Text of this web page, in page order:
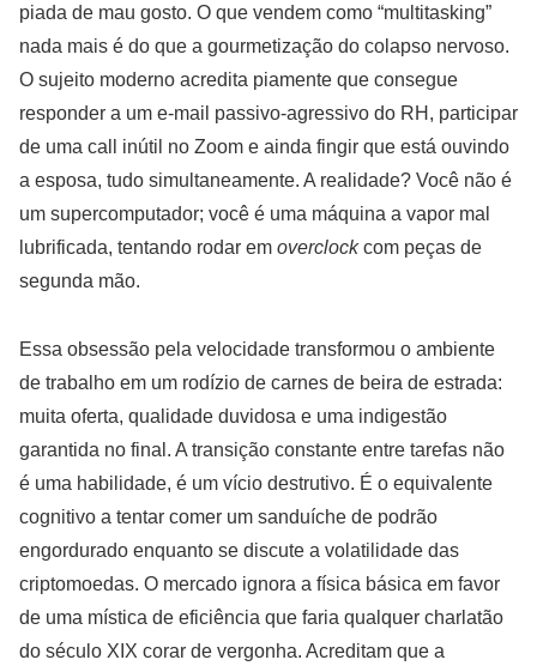
piada de mau gosto. O que vendem como “multitasking”
nada mais é do que a gourmetização do colapso nervoso.
O sujeito moderno acredita piamente que consegue
responder a um e-mail passivo-agressivo do RH, participar
de uma call inútil no Zoom e ainda fingir que está ouvindo
a esposa, tudo simultaneamente. A realidade? Você não é
um supercomputador; você é uma máquina a vapor mal
lubrificada, tentando rodar em overclockcom peças de
segunda mão.
Essa obsessão pela velocidade transformou o ambiente
de trabalho em um rodízio de carnes de beira de estrada:
muita oferta, qualidade duvidosa e uma indigestão
garantida no final. A transição constante entre tarefas não
é uma habilidade, é um vício destrutivo. É o equivalente
cognitivo a tentar comer um sanduíche de podrão
engordurado enquanto se discute a volatilidade das
criptomoedas. O mercado ignora a física básica em favor
de uma mística de eficiência que faria qualquer charlatão
do século XIX corar de vergonha. Acreditam que a